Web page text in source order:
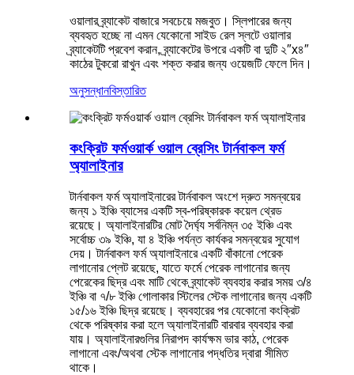
ওয়ালার ব্র্যাকেট বাজারে সবচেয়ে মজবুত। স্লিপারের জন্য
ব্যবহৃত হচ্ছে না এমন যেকোনো সাইড রেল স্লটে ওয়ালার
ব্র্যাকেটটি প্রবেশ করান, ব্র্যাকেটের উপরে একটি বা দুটি ২″x৪″
কাঠের টুকরো রাখুন এবং শক্ত করার জন্য ওয়েজটি ফেলে দিন।
অনুসন্ধানবিস্তারিত
কংক্রিট ফর্মওয়ার্ক ওয়াল ব্রেসিং টার্নবাকল ফর্ম
অ্যালাইনার
টার্নবাকল ফর্ম অ্যালাইনারের টার্নবাকল অংশে দ্রুত সমন্বয়ের
জন্য ১ ইঞ্চি ব্যাসের একটি স্ব-পরিষ্কারক কয়েল থ্রেড
রয়েছে। অ্যালাইনারটির মোট দৈর্ঘ্য সর্বনিম্ন ৩৫ ইঞ্চি এবং
সর্বোচ্চ ৩৯ ইঞ্চি, যা ৪ ইঞ্চি পর্যন্ত কার্যকর সমন্বয়ের সুযোগ
দেয়। টার্নবাকল ফর্ম অ্যালাইনারে একটি বাঁকানো পেরেক
লাগানোর প্লেট রয়েছে, যাতে ফর্মে পেরেক লাগানোর জন্য
পেরেকের ছিদ্র এবং মাটি থেকে ব্র্যাকেট ব্যবহার করার সময় ৩/৪
ইঞ্চি বা ৭/৮ ইঞ্চি গোলাকার স্টিলের স্টেক লাগানোর জন্য একটি
১৫/১৬ ইঞ্চি ছিদ্র রয়েছে। ব্যবহারের পর যেকোনো কংক্রিট
থেকে পরিষ্কার করা হলে অ্যালাইনারটি বারবার ব্যবহার করা
যায়। অ্যালাইনারগুলির নিরাপদ কার্যক্ষম ভার কাঠ, পেরেক
লাগানো এবং/অথবা স্টেক লাগানোর পদ্ধতির দ্বারা সীমিত
থাকে।